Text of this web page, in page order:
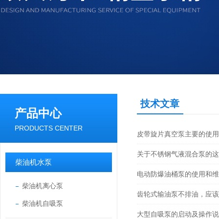
产品中心
PRODUCTS CENTER
柴油机水泵
柴油机离心泵
柴油机自吸泵
技术文章
皮带旋片真空泵主要的使
关于不锈钢气液混合泵的
电动防爆油桶泵的使用和
齿轮式输油泵不排油，应
大型自吸泵的启动及操作